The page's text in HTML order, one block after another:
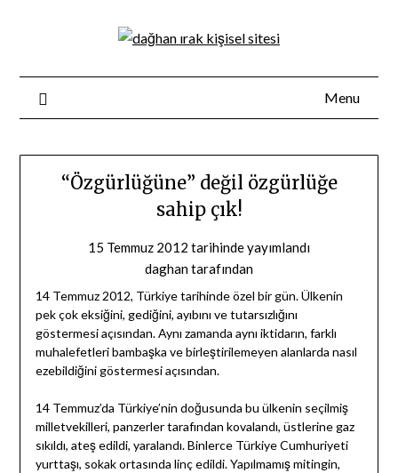
Menu
“Özgürlüğüne” değil özgürlüğe
sahip çık!
15 Temmuz 2012 tarihinde yayımlandı
daghantarafından
14 Temmuz 2012, Türkiye tarihinde özel bir gün. Ülkenin
pek çok eksiğini, gediğini, ayıbını ve tutarsızlığını
göstermesi açısından. Aynı zamanda aynı iktidarın, farklı
muhalefetleri bambaşka ve birleştirilemeyen alanlarda nasıl
ezebildiğini göstermesi açısından.
14 Temmuz’da Türkiye’nin doğusunda bu ülkenin seçilmiş
milletvekilleri, panzerler tarafından kovalandı, üstlerine gaz
sıkıldı, ateş edildi, yaralandı. Binlerce Türkiye Cumhuriyeti
yurttaşı, sokak ortasında linç edildi. Yapılmamış mitingin,